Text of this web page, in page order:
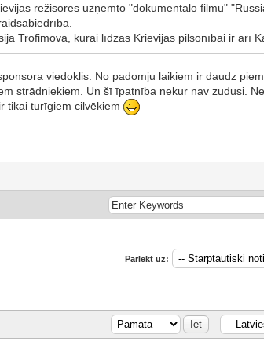
režisores uzņemto "dokumentālo filmu"
Trofimova, kurai līdzās Krievijas pilsonībai ir arī
viedoklis. No padomju laikiem ir daudz
strādniekiem. Un šī īpatnība nekur nav zudusi.
tikai turīgiem cilvēkiem
Pārlēkt uz: